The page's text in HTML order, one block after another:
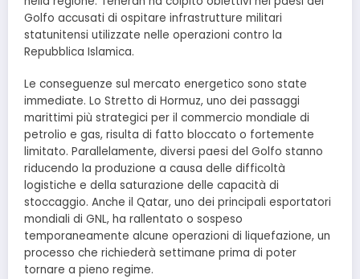
Golfo accusati di ospitare infrastrutture militari
statunitensi utilizzate nelle operazioni contro la
Repubblica Islamica.
Le conseguenze sul mercato energetico sono state
immediate. Lo Stretto di Hormuz, uno dei passaggi
marittimi più strategici per il commercio mondiale di
petrolio e gas, risulta di fatto bloccato o fortemente
limitato. Parallelamente, diversi paesi del Golfo stanno
riducendo la produzione a causa delle difficoltà
logistiche e della saturazione delle capacità di
stoccaggio. Anche il Qatar, uno dei principali esportatori
mondiali di GNL, ha rallentato o sospeso
temporaneamente alcune operazioni di liquefazione, un
processo che richiederà settimane prima di poter
tornare a pieno regime.